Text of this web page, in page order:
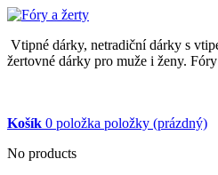
Vtipné dárky, netradiční dárky s
žertovné dárky pro muže i ženy.
Košík 0 položka položky (prázdný)
No products